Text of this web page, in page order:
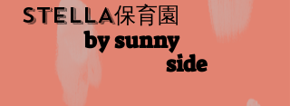
STELLA保育園
by sunny
side​